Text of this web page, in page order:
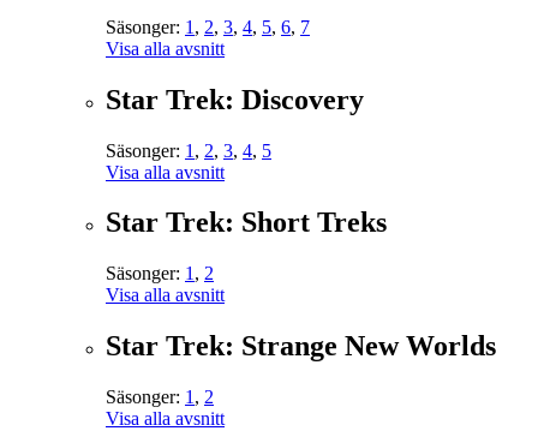
Säsonger: 1 , 2, 3, 4, 5, 6, 7
Visa alla avsnitt
Star Trek: Discovery
Säsonger: 1 , 2, 3, 4, 5
Visa alla avsnitt
Star Trek: Short Treks
Säsonger: 1 , 2
Visa alla avsnitt
Star Trek: Strange New Worlds
Säsonger: 1 , 2
Visa alla avsnitt